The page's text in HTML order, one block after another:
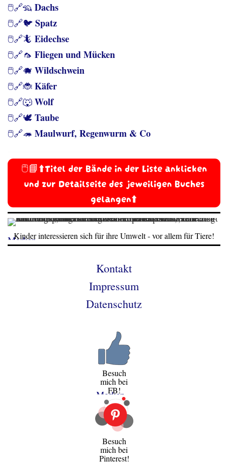
🖱️🔗🦡 Dachs
🖱️🔗🐦 Spatz
🖱️🔗🦎 Eidechse
🖱️🔗🦟 Fliegen und Mücken
🖱️🔗🐗 Wildschwein
🖱️🔗🐞 Käfer
🖱️🔗🐺 Wolf
🖱️🔗🕊️ Taube
🖱️🔗🦔 Maulwurf, Regenwurm & Co
🖱️📘⬆️Titel der Bände in der Liste anklicken
und zur Detailseite des jeweiligen Buches
gelangen⬆️
Kinder interessieren sich für ihre Umwelt - vor allem für Tiere!
Merken
Kontakt
Impressum
Datenschutz
Besuch
mich bei
FB!
Merken
Besuch
mich bei
Pinterest!